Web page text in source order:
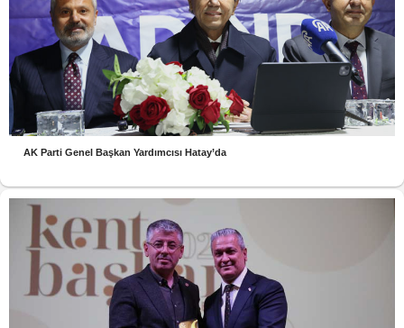
AK Parti Genel Başkan Yardımcısı Hatay’da